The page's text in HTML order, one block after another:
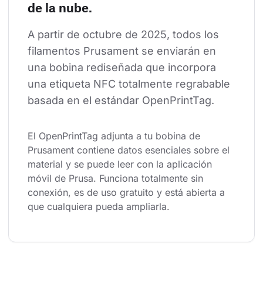
de la nube.
A partir de octubre de 2025, todos los
filamentos Prusament se enviarán en
una bobina rediseñada que incorpora
una etiqueta NFC totalmente regrabable
basada en el estándar OpenPrintTag.
El OpenPrintTag adjunta a tu bobina de
Prusament contiene datos esenciales sobre el
material y se puede leer con la aplicación
móvil de Prusa. Funciona totalmente sin
conexión, es de uso gratuito y está abierta a
que cualquiera pueda ampliarla.